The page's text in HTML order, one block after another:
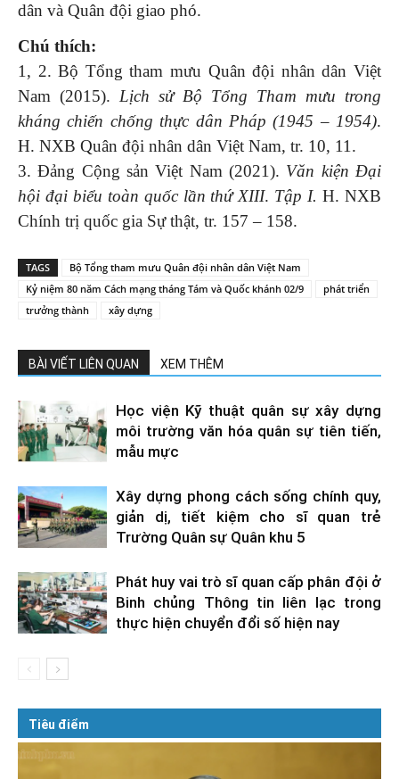
dân và Quân đội giao phó.
Chú thích:
1, 2. Bộ Tổng tham mưu Quân đội nhân dân Việt
Nam (2015). Lịch sử Bộ Tổng Tham mưu trong
kháng chiến chống thực dân Pháp (1945 – 1954).
H. NXB Quân đội nhân dân Việt Nam, tr. 10, 11.
3. Đảng Cộng sản Việt Nam (2021). Văn kiện Đại
hội đại biểu toàn quốc lần thứ XIII. Tập I.H. NXB
Chính trị quốc gia Sự thật, tr. 157 – 158.
TAGS
Bộ Tổng tham mưu Quân đội nhân dân Việt Nam
Kỷ niệm 80 năm Cách mạng tháng Tám và Quốc khánh 02/9
phát triển
trưởng thành
xây dựng
BÀI VIẾT LIÊN QUAN XEM THÊM
Học viện Kỹ thuật quân sự xây dựng
môi trường văn hóa quân sự tiên tiến,
mẫu mực
Xây dựng phong cách sống chính quy,
giản dị, tiết kiệm cho sĩ quan trẻ
Trường Quân sự Quân khu 5
Phát huy vai trò sĩ quan cấp phân đội ở
Binh chủng Thông tin liên lạc trong
thực hiện chuyển đổi số hiện nay
Tiêu điểm